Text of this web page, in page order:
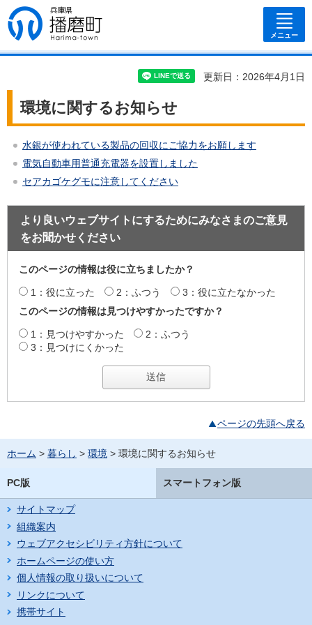
兵庫県 播磨
町
メニュー
更新日：2026年4月1日
環境に関するお知らせ
水銀が使われている製品の回収にご協力をお願します
電気自動車用普通充電器を設置しました
セアカゴケグモに注意してください
より良いウェブサイトにするためにみなさまのご意見
をお聞かせください
このページの情報は役に立ちましたか？
1：役に立った 2：ふつう
3：役に立たなかった
このページの情報は見つけやすかったですか？
1：見つけやすかった
2：ふつう
3：見つけにくかった
ページの先頭へ戻る
ホーム > 暮らし > 環境 > 環境に関するお知らせ
PC版 スマートフォン版
サイトマップ
組織案内
ウェブアクセシビリティ方針について
ホームページの使い方
個人情報の取り扱いについて
リンクについて
携帯サイト